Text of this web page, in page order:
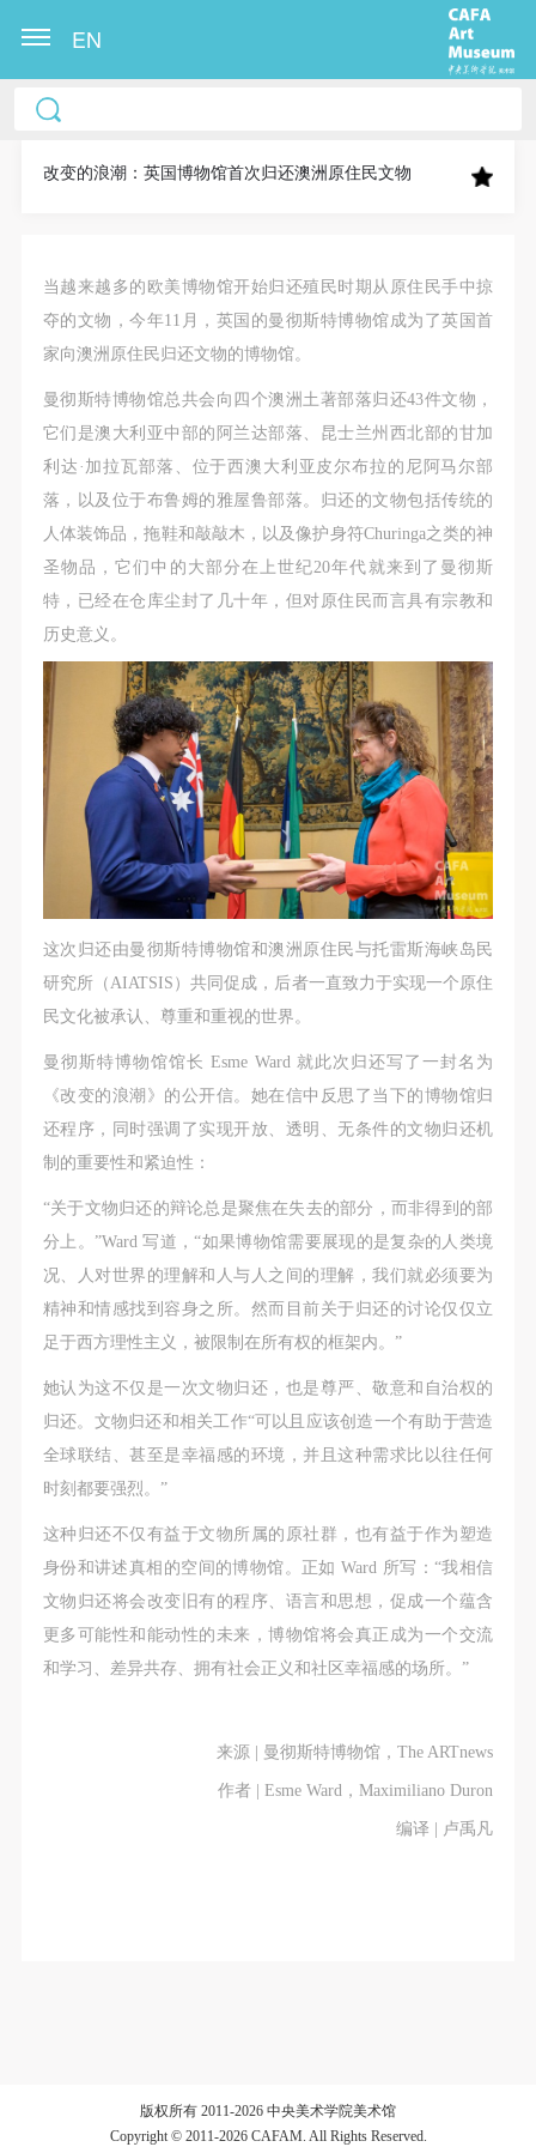
EN
改变的浪潮：英国博物馆首次归还澳洲原住民文物
当越来越多的欧美博物馆开始归还殖民时期从原住民手中掠
夺的文物，今年11月，英国的曼彻斯特博物馆成为了英国首
家向澳洲原住民归还文物的博物馆。
曼彻斯特博物馆总共会向四个澳洲土著部落归还43件文物，
它们是澳大利亚中部的阿兰达部落、昆士兰州西北部的甘加
利达·加拉瓦部落、位于西澳大利亚皮尔布拉的尼阿马尔部
落，以及位于布鲁姆的雅屋鲁部落。归还的文物包括传统的
人体装饰品，拖鞋和敲敲木，以及像护身符Churinga之类的神
圣物品，它们中的大部分在上世纪20年代就来到了曼彻斯
特，已经在仓库尘封了几十年，但对原住民而言具有宗教和
历史意义。
这次归还由曼彻斯特博物馆和澳洲原住民与托雷斯海峡岛民
研究所（AIATSIS）共同促成，后者一直致力于实现一个原住
民文化被承认、尊重和重视的世界。
曼彻斯特博物馆馆长 Esme Ward 就此次归还写了一封名为
《改变的浪潮》的公开信。她在信中反思了当下的博物馆归
还程序，同时强调了实现开放、透明、无条件的文物归还机
制的重要性和紧迫性：
“关于文物归还的辩论总是聚焦在失去的部分，而非得到的部
分上。”Ward 写道，“如果博物馆需要展现的是复杂的人类境
况、人对世界的理解和人与人之间的理解，我们就必须要为
精神和情感找到容身之所。然而目前关于归还的讨论仅仅立
足于西方理性主义，被限制在所有权的框架内。”
她认为这不仅是一次文物归还，也是尊严、敬意和自治权的
归还。文物归还和相关工作“可以且应该创造一个有助于营造
全球联结、甚至是幸福感的环境，并且这种需求比以往任何
时刻都要强烈。”
这种归还不仅有益于文物所属的原社群，也有益于作为塑造
身份和讲述真相的空间的博物馆。正如 Ward 所写：“我相信
文物归还将会改变旧有的程序、语言和思想，促成一个蕴含
更多可能性和能动性的未来，博物馆将会真正成为一个交流
和学习、差异共存、拥有社会正义和社区幸福感的场所。”
来源 | 曼彻斯特博物馆，The ARTnews
作者 | Esme Ward，Maximiliano Duron
编译 | 卢禹凡
中央美术学院美术馆出版授权协议书
称“CAFAM”），愿意将本人参与中央美术学院美术馆
果（如参与工作坊创作的作品）提交中央美术学院用
作发表、出版。中央美术学院可以以电子、网络及其
它数字媒体形式公开出版，并同意编入《中国知识资
术馆资料库》等相关资料、文献、档案机构和平台，
在中央美术学院中使用和在互联网上传播，同意按相
关“章程”规定享受相关权益。
中央美术学院美术馆活动安全免责协议书
第一条
本次活动公平公正、自愿参加与退出、风险与责任自
负的原则。但活动有风险，参加者应有必要的风险意
识。
第二条
参加本次活动者必须遵守中华人民共和国的相关法
律、法规，必须遵循道德和社会公德规范，并应该具
备以人为本、团结友爱、互相帮助和助人为乐的良好
品质。
参加本次活动人员应该是成年人（具有完全民事行为
能力的人，18周岁以上）未成年人必须在成年人的陪
同下参观。
第四条
参加活动者在此次活动期间的人身安全责任自负。鼓
励参加者自行购买人身安全保险。活动中一旦出现事
故，活动中任何非事故当事人及美术馆将不承担人身
事故的任何责任，但有互相援助的义务。参加活动的
成员应当积极主动的组织实施救援工作，但对事故本
的人身安全不负有民事及相关连带责任。
第五条
参加活动者在此次活动期间应主动遵守美术馆活动秩
序、维护美术馆场地及展示、展览、馆藏艺术作品及
衍生品的安全。活动中一旦因个人原因造成美术馆场
地、空间、艺术品、衍生品等受到不同程度的损失、
破坏。活动中任何非事故当事人及美术馆将不承担相
应的责任与损失，应由参与活动者根据相应的法律条
文、组织规定进行协商和赔偿。并追究相应的法律责
第六条
参与活动者在参与活动时应当在美术馆工作人员及活
动导师、教师指导下进行，并正确的使用活动中所涉
及到的绘画工具、创作材料及配套设备、设施，若参
与者因个人原因在使用相应绘画工具、创作材料及配
具、材料、设备或设施的故障或损坏。参与活动者应
当承当相应的全部责任，并主动赔偿相应的经济损
失。活动中任何非事故当事人及美术馆将不承担人身
一、 一般约定
中央美术学院美术馆出版授权协议书
称“CAFAM”），愿意将本人参与中央美术学院美术馆
果（如参与工作坊创作的作品）提交中央美术学院用
作发表、出版。中央美术学院可以以电子、网络及其
它数字媒体形式公开出版，并同意编入《中国知识资
术馆资料库》等相关资料、文献、档案机构和平台，
在中央美术学院中使用和在互联网上传播，同意按相
关“章程”规定享受相关权益。
中央美术学院美术馆活动安全免责协议书
第一条
本次活动公平公正、自愿参加与退出、风险与责任自
负的原则。但活动有风险，参加者应有必要的风险意
识。
第二条
参加本次活动者必须遵守中华人民共和国的相关法
律、法规，必须遵循道德和社会公德规范，并应该具
备以人为本、团结友爱、互相帮助和助人为乐的良好
品质。
参加本次活动人员应该是成年人（具有完全民事行为
能力的人，18周岁以上）未成年人必须在成年人的陪
同下参观。
第四条
参加活动者在此次活动期间的人身安全责任自负。鼓
励参加者自行购买人身安全保险。活动中一旦出现事
故，活动中任何非事故当事人及美术馆将不承担人身
事故的任何责任，但有互相援助的义务。参加活动的
成员应当积极主动的组织实施救援工作，但对事故本
的人身安全不负有民事及相关连带责任。
第五条
参加活动者在此次活动期间应主动遵守美术馆活动秩
序、维护美术馆场地及展示、展览、馆藏艺术作品及
衍生品的安全。活动中一旦因个人原因造成美术馆场
地、空间、艺术品、衍生品等受到不同程度的损失、
破坏。活动中任何非事故当事人及美术馆将不承担相
应的责任与损失，应由参与活动者根据相应的法律条
文、组织规定进行协商和赔偿。并追究相应的法律责
第六条
参与活动者在参与活动时应当在美术馆工作人员及活
动导师、教师指导下进行，并正确的使用活动中所涉
及到的绘画工具、创作材料及配套设备、设施，若参
与者因个人原因在使用相应绘画工具、创作材料及配
具、材料、设备或设施的故障或损坏。参与活动者应
当承当相应的全部责任，并主动赔偿相应的经济损
失。活动中任何非事故当事人及美术馆将不承担人身
一、 一般约定
中央美术学院美术馆出版授权协议书
称“CAFAM”），愿意将本人参与中央美术学院美术馆
果（如参与工作坊创作的作品）提交中央美术学院用
作发表、出版。中央美术学院可以以电子、网络及其
它数字媒体形式公开出版，并同意编入《中国知识资
术馆资料库》等相关资料、文献、档案机构和平台，
在中央美术学院中使用和在互联网上传播，同意按相
关“章程”规定享受相关权益。
中央美术学院美术馆活动安全免责协议书
第一条
本次活动公平公正、自愿参加与退出、风险与责任自
负的原则。但活动有风险，参加者应有必要的风险意
识。
第二条
参加本次活动者必须遵守中华人民共和国的相关法
律、法规，必须遵循道德和社会公德规范，并应该具
备以人为本、团结友爱、互相帮助和助人为乐的良好
品质。
参加本次活动人员应该是成年人（具有完全民事行为
能力的人，18周岁以上）未成年人必须在成年人的陪
同下参观。
第四条
参加活动者在此次活动期间的人身安全责任自负。鼓
励参加者自行购买人身安全保险。活动中一旦出现事
故，活动中任何非事故当事人及美术馆将不承担人身
事故的任何责任，但有互相援助的义务。参加活动的
成员应当积极主动的组织实施救援工作，但对事故本
的人身安全不负有民事及相关连带责任。
第五条
参加活动者在此次活动期间应主动遵守美术馆活动秩
序、维护美术馆场地及展示、展览、馆藏艺术作品及
衍生品的安全。活动中一旦因个人原因造成美术馆场
地、空间、艺术品、衍生品等受到不同程度的损失、
破坏。活动中任何非事故当事人及美术馆将不承担相
应的责任与损失，应由参与活动者根据相应的法律条
文、组织规定进行协商和赔偿。并追究相应的法律责
第六条
参与活动者在参与活动时应当在美术馆工作人员及活
动导师、教师指导下进行，并正确的使用活动中所涉
及到的绘画工具、创作材料及配套设备、设施，若参
与者因个人原因在使用相应绘画工具、创作材料及配
具、材料、设备或设施的故障或损坏。参与活动者应
当承当相应的全部责任，并主动赔偿相应的经济损
失。活动中任何非事故当事人及美术馆将不承担人身
一、 一般约定版权所有 2011-2026 中央美术学院美术馆
Copyright © 2011-2026 CAFAM. All Rights Reserved.
快捷登录 帐号密码登录
手机号码将作为您的登录账号
验证码
登录
可使用雅昌艺术网会员账户登录